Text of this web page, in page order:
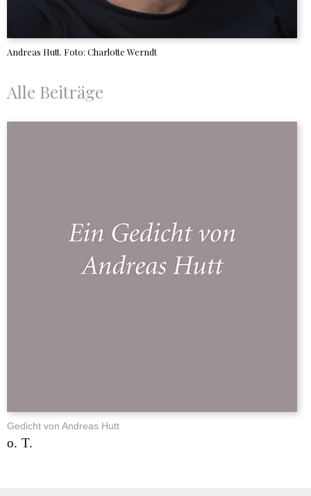
Andreas Hutt. Foto: Charlotte Werndt
Alle Beiträge
Gedicht von Andreas Hutt
o. T.